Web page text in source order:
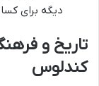
دیگه برای
تاریخ و
کندلوس